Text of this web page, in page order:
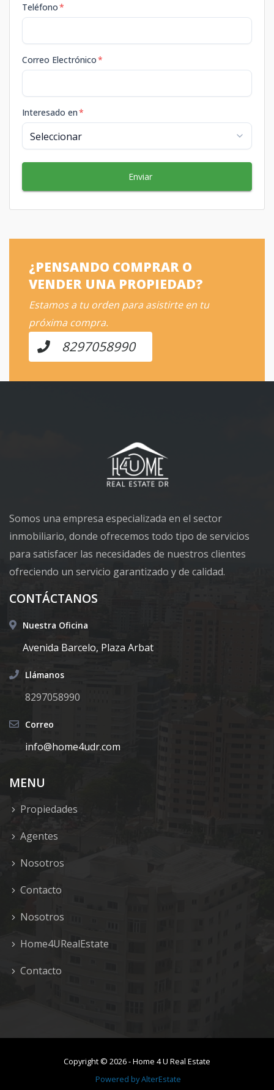
Teléfono*
Correo Electrónico*
Interesado en*
Enviar
¿PENSANDO COMPRAR O
VENDER UNA PROPIEDAD?
Estamos a tu orden para asistirte en tu
próxima compra.
8297058990
Somos una empresa especializada en el sector
inmobiliario, donde ofrecemos todo tipo de servicios
para satisfacer las necesidades de nuestros clientes
ofreciendo un servicio garantizado y de calidad.
CONTÁCTANOS
Nuestra Oficina
Avenida Barcelo, Plaza Arbat
Llámanos
8297058990
Correo
info@home4udr.com
MENU
Propiedades
Agentes
Nosotros
Contacto
Nosotros
Home4URealEstate
Contacto
Copyright © 2026-Home 4 U Real Estate
Powered byAlterEstate